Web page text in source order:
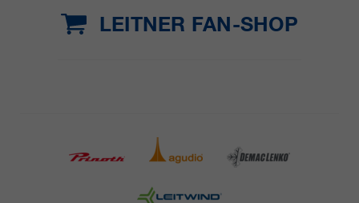
LEITNER FAN-SHOP